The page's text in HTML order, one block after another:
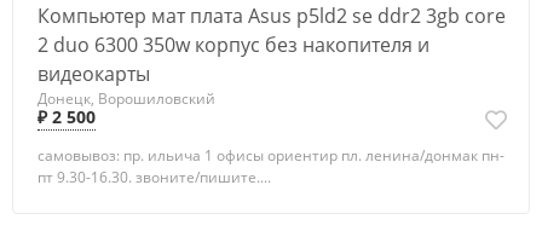
Компьютер мат плата Asus p5ld2 se ddr2 3gb core
2 duo 6300 350w корпус без накопителя и
видеокарты
Донецк, Ворошиловский
₽ 2 500
самовывоз: пр. ильича 1 офисы ориентир пл. ленина/донмак пн-
пт 9.30-16.30. звоните/пишите....